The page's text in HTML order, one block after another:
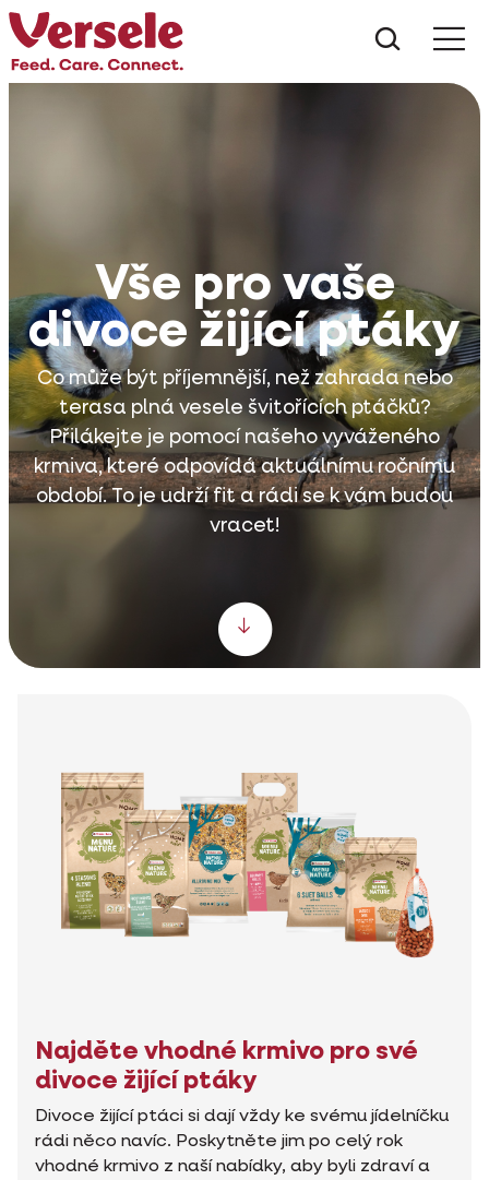
Vše pro vaše
divoce žijící ptáky
Co může být příjemnější, než zahrada nebo
terasa plná vesele švitořících ptáčků?
Přilákejte je pomocí našeho vyváženého
krmiva, které odpovídá aktuálnímu ročnímu
období. To je udrží fit a rádi se k vám budou
vracet!
Najděte vhodné krmivo pro své
divoce žijící ptáky
Divoce žijící ptáci si dají vždy ke svému jídelníčku
rádi něco navíc. Poskytněte jim po celý rok
vhodné krmivo z naší nabídky, aby byli zdraví a